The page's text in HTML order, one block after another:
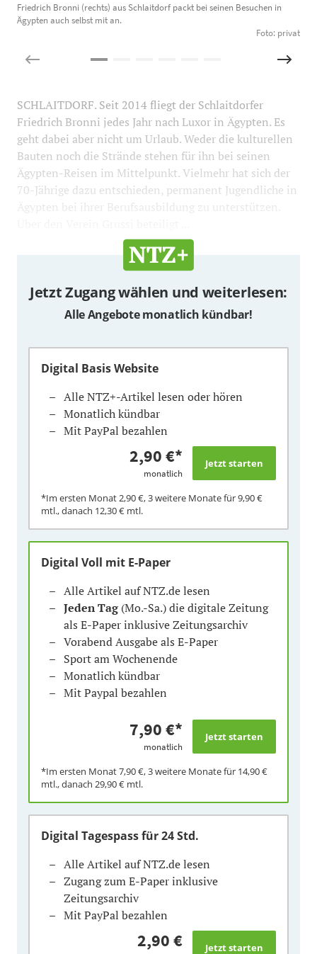
Friedrich Bronni (rechts) aus Schlaitdorf packt bei seinen Besuchen in
Ägypten auch selbst mit an.
Foto: privat
SCHLAITDORF. Seit 2014 fliegt der Schlaitdorfer
Friedrich Bronni jedes Jahr nach Luxor in Ägypten. Es
geht dabei aber nicht um Urlaub. Weder die kulturellen
Bauten noch die Strände stehen für ihn bei seinen
Ägypten-Reisen im Mittelpunkt. Vielmehr hat sich der
70-Jährige dazu entschieden, permanent Jugendliche in
Ägypten bei ihrer Berufsausbildung zu unterstützen.
Jetzt Zugang wählen und weiterlesen:
Alle Angebote monatlich kündbar!
Digital Basis Website
Alle NTZ+-Artikel lesen oder hören
Monatlich kündbar
Mit PayPal bezahlen
2,90 €*
monatlich
*Im ersten Monat2,90 €, 3 weitere Monate für9,90 €
mtl., danach 12,30 € mtl.
Digital Voll mit E-Paper
Alle Artikel auf NTZ.de lesen
Jeden Tag(Mo.-Sa.) die digitale Zeitung
als E-Paper inklusive Zeitungsarchiv
Vorabend Ausgabe als E-Paper
Sport am Wochenende
Monatlich kündbar
Mit Paypal bezahlen
7,90 €*
monatlich
*Im ersten Monat7,90 €, 3 weitere Monate für 14,90 €
mtl., danach 29,90 € mtl.
Digital Tagespassfür 24 Std.
Alle Artikel auf NTZ.de lesen
Zugang zum E-Paper inklusive
Zeitungsarchiv
Mit PayPal bezahlen
2,90 €